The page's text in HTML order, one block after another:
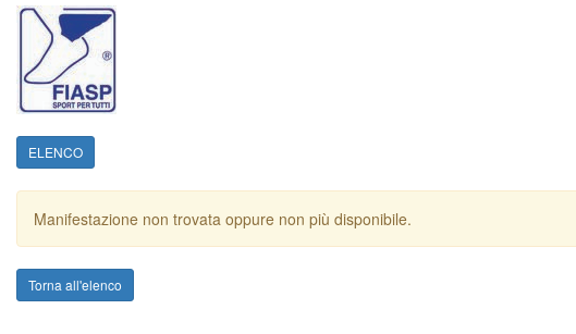
ELENCO
Manifestazione non trovata oppure non più disponibile.
Torna all'elenco